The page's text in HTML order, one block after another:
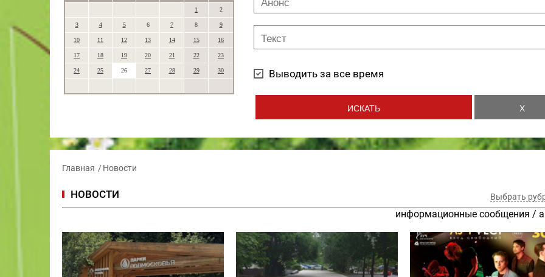
1 2
3 4 5 6 7 8 9
10 11 12 13 14 15 16
17 18 19 20 21 22 23
24 25 26 27 28 29 30 Выводить за все время
Главная Новости
НОВОСТИ Выбрать
информационные сообщения /